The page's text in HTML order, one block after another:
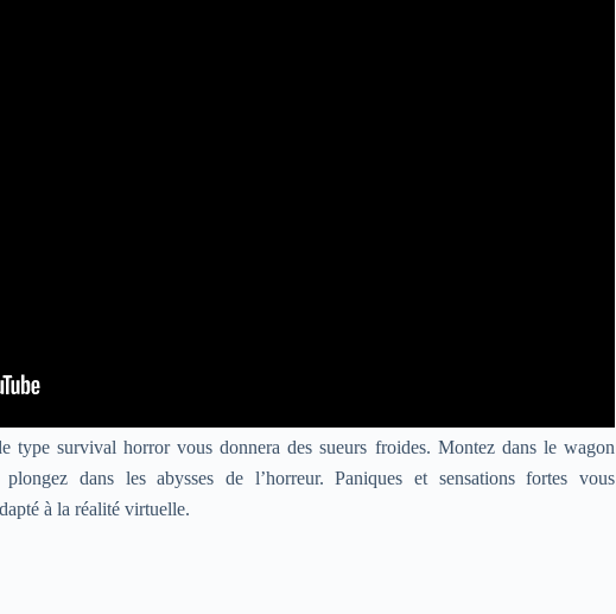
survival horror vous donnera des sueurs froides. Montez dans le wagon
dans les abysses de l’horreur. Paniques et sensations fortes vous
à la réalité virtuelle.